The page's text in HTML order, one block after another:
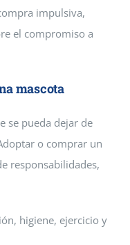
impulsiva,
el compromiso a
mascota
se pueda dejar de
o comprar un
responsabilidades,
higiene, ejercicio y